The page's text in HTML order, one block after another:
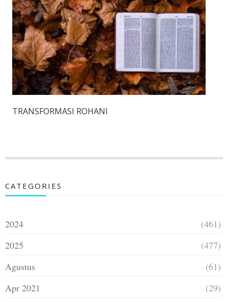
TRANSFORMASI ROHANI
CATEGORIES
2024
(461)
2025
(477)
Agustus
(61)
Apr 2021
(29)